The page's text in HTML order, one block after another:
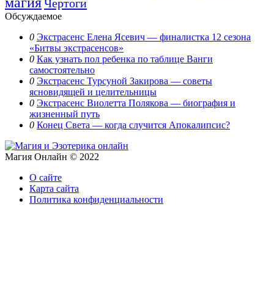
Чертоги
Обсуждаемое
0 Экстрасенс Елена Ясевич — финалистка 12 сезона
«Битвы экстрасенсов»
0 Как узнать пол ребенка по таблице Ванги
самостоятельно
0 Экстрасенс Турсуной Закирова — советы
ясновидящей и целительницы
0 Экстрасенс Виолетта Полякова — биография и
жизненный путь
0 Конец Света — когда случится Апокалипсис?
Магия Онлайн © 2022
О сайте
Карта сайта
Политика конфиденциальности